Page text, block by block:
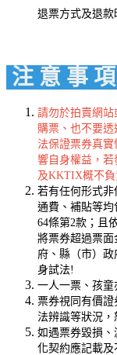
退票方式及退款
注 意 事 項
請勿於拍賣網
購票、也不要
法保證票券真
響自身權益，
及KKTIX概不負
若有任何形式
通費、補貼等
64條第2款；且
將票券超過票
府、縣（市）
身試法!
一人一票、孩童
票券視同有價
法辨識等狀況，
如遇票券毀損
化契約應記載